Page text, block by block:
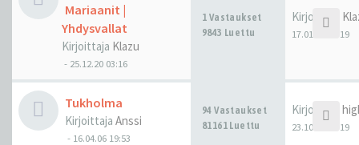
Mariaanit |
Yhdysvallat
Kirjoittaja Klazu
- 25.12.20 03:16
1 Vastaukset
9843 Luettu
Kirjoittaja
17.01.22 05:19
Tukholma
Kirjoittaja Anssi
- 16.04.06 19:53
94 Vastaukset
81161 Luettu
Kirjoittaja
23.10.21 16:19